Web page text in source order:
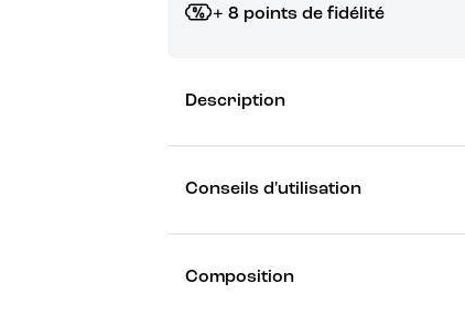
+ 8 points de fidélité
Description
Conseils d'utilisation
Composition